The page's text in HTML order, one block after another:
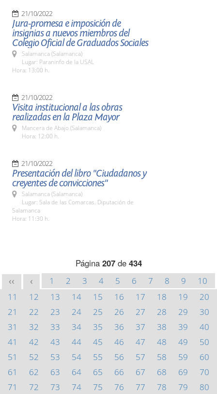
21/10/2022
Jura-promesa e imposición de
insignias a nuevos miembros del
Colegio Oficial de Graduados Sociales
Salamanca (Salamanca)
Lugar: Paraninfo de la USAL
Hora: 13:00 h.
21/10/2022
Visita institucional a las obras
realizadas en la Plaza Mayor
Mancera de Abajo (Salamanca)
Hora: 12:00 h.
21/10/2022
Presentación del libro "Ciudadanos y
creyentes de convicciones"
Salamanca (Salamanca)
Lugar: Sala de las Comarcas. Diputación de
Salamanca
Hora: 11:30 h.
Página 207de 434
<< < 1 2 3 4 5 6 7 8 9
10
11
12 13 14 15 16 17 18 19
20
21
22 23 24 25 26 27 28 29
30
31
32 33 34 35 36 37 38 39
40
41
42 43 44 45 46 47 48 49
50
51
52 53 54 55 56 57 58 59
60
61
62 63 64 65 66 67 68 69
70
71
72 73 74 75 76 77 78 79
80